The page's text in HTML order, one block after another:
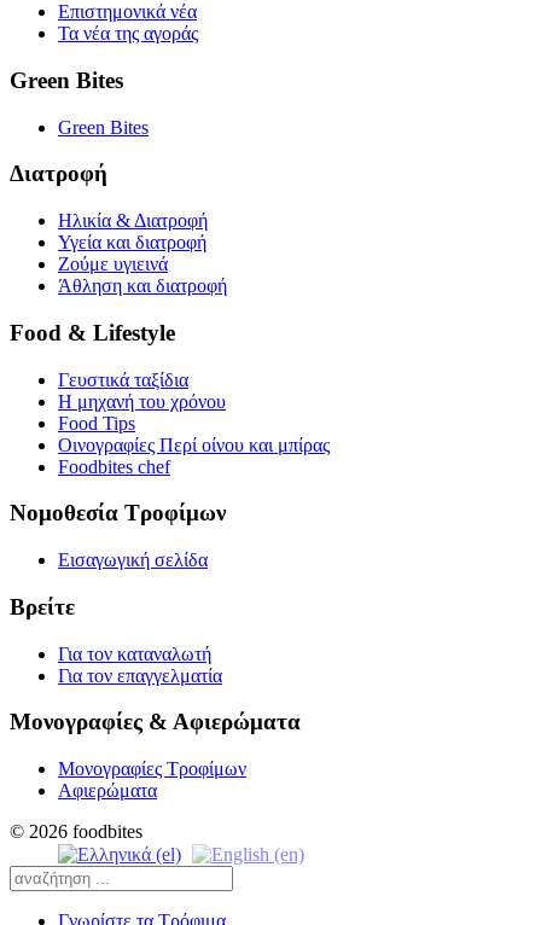
Επιστημονικά νέα
Τα νέα της αγοράς
Green Bites
Green Bites
Διατροφή
Ηλικία & Διατροφή
Υγεία και διατροφή
Ζούμε υγιεινά
Άθληση και διατροφή
Food & Lifestyle
Γευστικά ταξίδια
Η μηχανή του χρόνου
Food Tips
Οινογραφίες Περί οίνου και μπίρας
Foodbites chef
Νομοθεσία Τροφίμων
Εισαγωγική σελίδα
Βρείτε
Για τον καταναλωτή
Για τον επαγγελματία
Μονογραφίες & Αφιερώματα
Μονογραφίες Τροφίμων
Αφιερώματα
© 2026 foodbites